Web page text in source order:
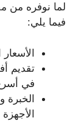
لما نوفره من
فيما يلي:
تقديم
في
الخبرة
الأجهزة